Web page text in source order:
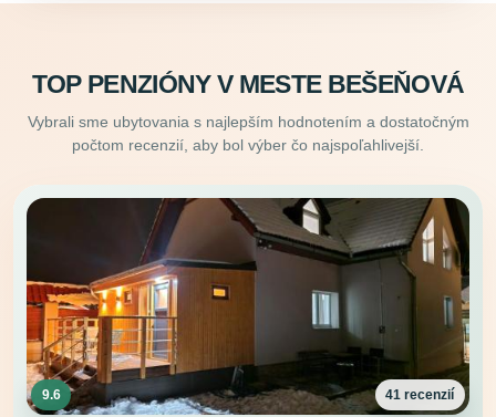
TOP PENZIÓNY V MESTE BEŠEŇOVÁ
Vybrali sme ubytovania s najlepším hodnotením a dostatočným
počtom recenzií, aby bol výber čo najspoľahlivejší.
9.6 41 recenzií